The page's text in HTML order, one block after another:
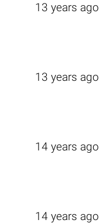
13 years ago
13 years ago
14 years ago
14 years ago